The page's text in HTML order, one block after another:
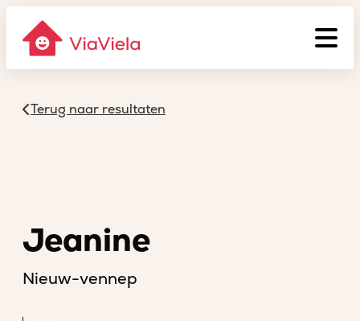
Terug naar resultaten
Jeanine
Nieuw-vennep